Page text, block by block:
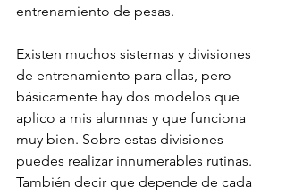
entrenamiento de pesas.
Existen muchos sistemas y divisiones
de entrenamiento para ellas, pero
básicamente hay dos modelos que
aplico a mis alumnas y que funciona
muy bien. Sobre estas divisiones
puedes realizar innumerables rutinas.
También decir que depende de cada